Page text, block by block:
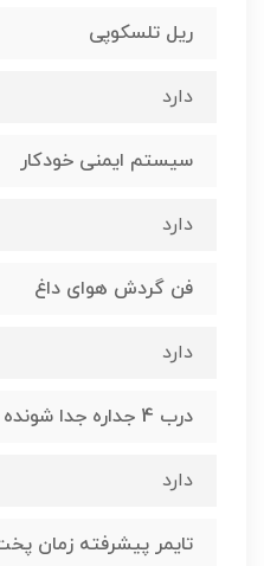
ریل تلسکوپی
دارد
سیستم ایمنی خودکار
دارد
فن گردش هوای داغ
دارد
درب 4 جداره جدا شونده
دارد
تایمر پیشرفته زمان